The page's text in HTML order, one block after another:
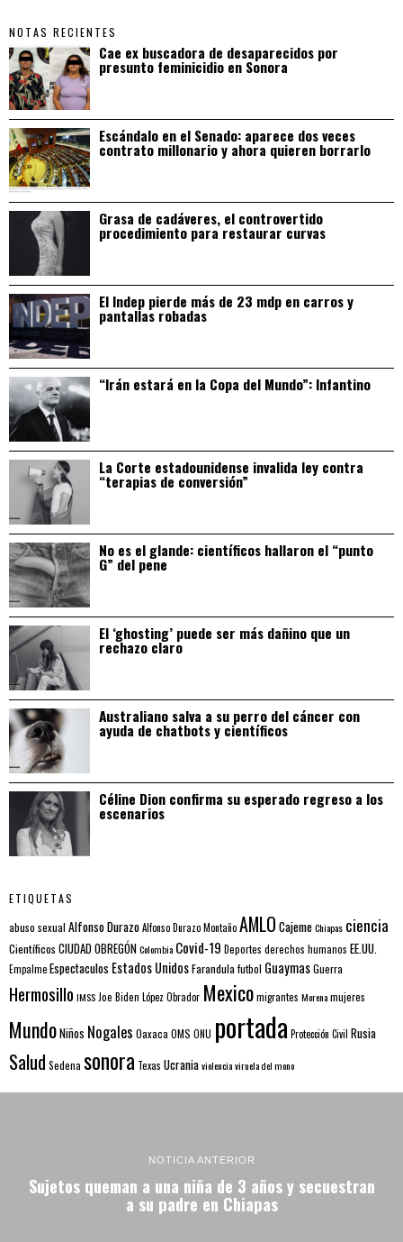
NOTAS RECIENTES
Cae ex buscadora de desaparecidos por
presunto feminicidio en Sonora
Escándalo en el Senado: aparece dos veces
contrato millonario y ahora quieren borrarlo
Grasa de cadáveres, el controvertido
procedimiento para restaurar curvas
El Indep pierde más de 23 mdp en carros y
pantallas robadas
“Irán estará en la Copa del Mundo”: Infantino
La Corte estadounidense invalida ley contra
“terapias de conversión”
No es el glande: científicos hallaron el “punto
G” del pene
El ‘ghosting’ puede ser más dañino que un
rechazo claro
Australiano salva a su perro del cáncer con
ayuda de chatbots y científicos
Céline Dion confirma su esperado regreso a los
escenarios
ETIQUETAS
abuso sexual Alfonso DurazoAlfonso Durazo MontañoAMLO CajemeChiapas ciencia
Científicos CIUDAD OBREGÓNColombia Covid-19 Deportes derechos humanos EE.UU.
EmpalmeEspectaculos Estados UnidosFarandulafutbol GuaymasGuerra
Hermosillo IMSS Joe Biden López Obrador Mexicomigrantes Morenamujeres
MundoNiños Nogales Oaxaca OMS ONU portada Protección Civil Rusia
Salud Sedena sonora Texas Ucraniaviolenciaviruela del mono
NOTICIA ANTERIOR
Sujetos queman a una niña de 3 años y secuestran
a su padre en Chiapas